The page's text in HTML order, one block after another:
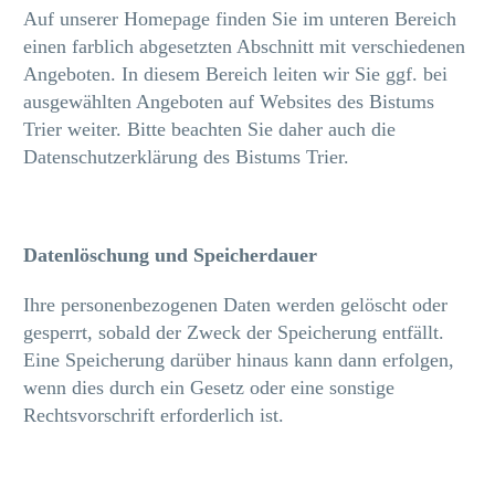
Auf unserer Homepage finden Sie im unteren Bereich
einen farblich abgesetzten Abschnitt mit verschiedenen
Angeboten. In diesem Bereich leiten wir Sie ggf. bei
ausgewählten Angeboten auf Websites des Bistums
Trier weiter. Bitte beachten Sie daher auch die
Datenschutzerklärung des Bistums Trier.
Datenlöschung und Speicherdauer
Ihre personenbezogenen Daten werden gelöscht oder
gesperrt, sobald der Zweck der Speicherung entfällt.
Eine Speicherung darüber hinaus kann dann erfolgen,
wenn dies durch ein Gesetz oder eine sonstige
Rechtsvorschrift erforderlich ist.